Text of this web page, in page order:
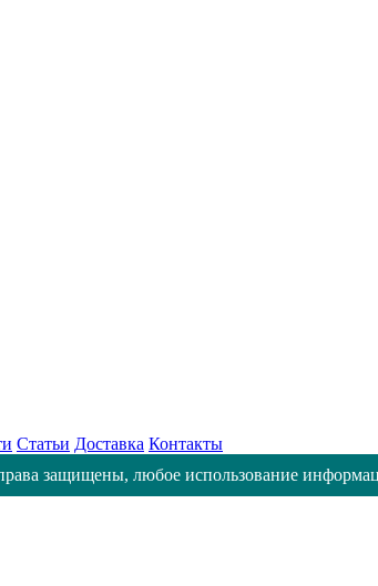
Статьи Доставка Контакты
защищены, любое использование